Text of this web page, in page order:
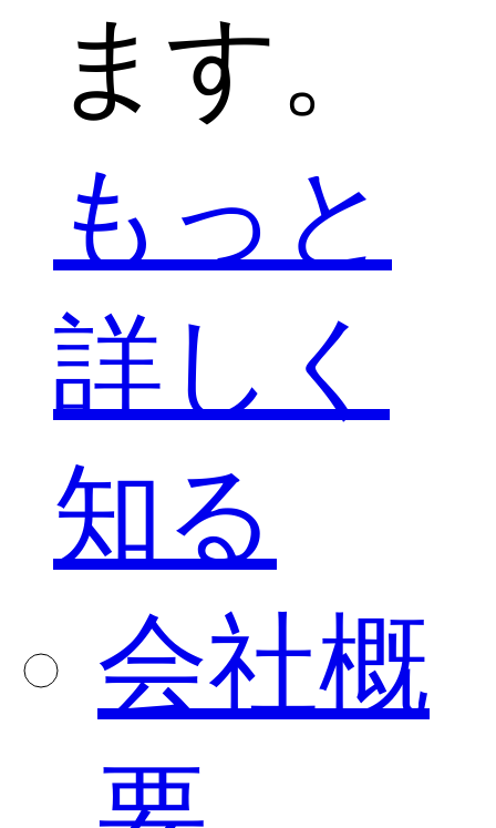
ます。
もっと
詳しく
知る
会社概